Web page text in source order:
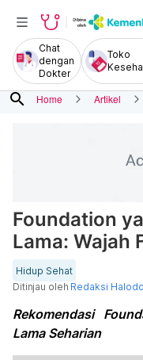
Chat
dengan
Dokter
Toko
search Home Artikel
Foundation
Lama: Wajah
Hidup Sehat
Ditinjau oleh Redaksi
Rekomendasi
Lama Seharian